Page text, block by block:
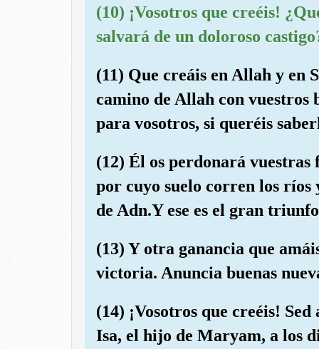
(10) ¡Vosotros que creéis!
salvará de un doloroso
(11) Que creáis en Allah y en
camino de Allah con vuestros
para vosotros, si queréis
(12) Él os perdonará
por cuyo suelo corren los ríos
de Adn.Y ese es el gran
(13) Y otra ganancia que
victoria. Anuncia buenas
(14) ¡Vosotros que creéis!
Isa, el hijo de Maryam, a los